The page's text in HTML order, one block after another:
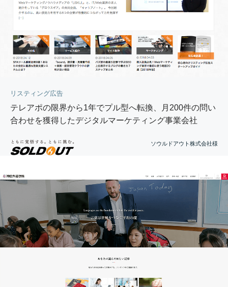
リスティング広告
テレアポの限界から1年でプル型へ転換、月200件の問い
合わせを獲得したデジタルマーケティング事業会社
ソウルドアウト株式会社様